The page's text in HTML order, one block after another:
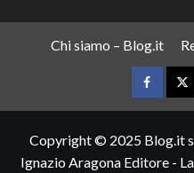
Chi siamo – Blog.it
Copyright © 2025 Blog.it
Ignazio Aragona Editore -